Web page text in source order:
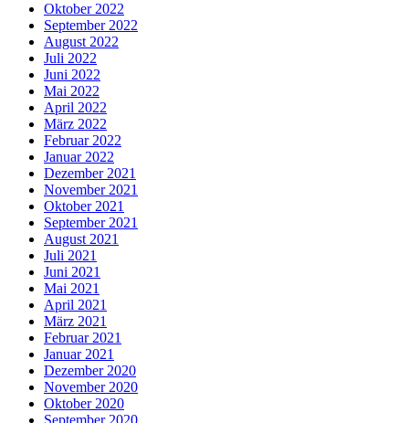
Oktober 2022
September 2022
August 2022
Juli 2022
Juni 2022
Mai 2022
April 2022
März 2022
Februar 2022
Januar 2022
Dezember 2021
November 2021
Oktober 2021
September 2021
August 2021
Juli 2021
Juni 2021
Mai 2021
April 2021
März 2021
Februar 2021
Januar 2021
Dezember 2020
November 2020
Oktober 2020
September 2020